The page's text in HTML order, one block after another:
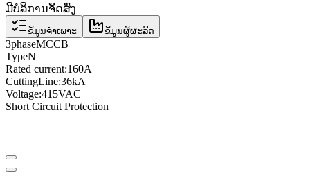
ມີບໍລິການຈັດສົ່ງ
ຂໍ້ມູນຈຳເພາະ ຂໍ້ມູນຜູ້ຜະລິດ
3phaseMCCB
TypeN
Rated current:160A
CuttingLine:36kA
Voltage:415VAC
Short Circuit Protection